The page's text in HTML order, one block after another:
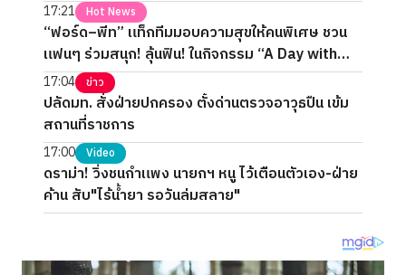
17:21 Hot News
“ฟอร์ด–พีท” แท็กทีมมอบความสุขให้คนพิเศษ ชวน
แฟนๆ ร่วมสนุก! ลุ้นฟิน! ในกิจกรรม “A Day with
FORTPEAT Exclusive Fan Meet”
17:04 ข่าว
ปลัดมท. สั่งฝ่ายปกครอง ตั้งด่านตรวจอาวุธปืน เข้ม
สถานที่ราชการ
17:00 Video
ดราม่า! วิ่งชนกำแพง นายกฯ หนู ไว้เตือนตัวเอง-ฝ่าย
ค้าน สับ"ไร้น้ำยา รอวันล่มสลาย"